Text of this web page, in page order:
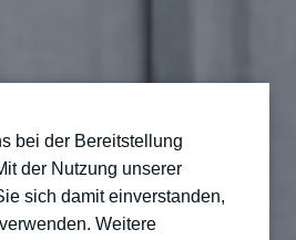
bei der Bereitstellung
der Nutzung unserer
sich damit einverstanden,
Weitere